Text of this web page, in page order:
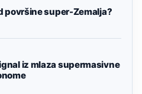
površine super-Zemalja?
iz mlaza supermasivne